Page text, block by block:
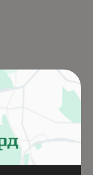
polished